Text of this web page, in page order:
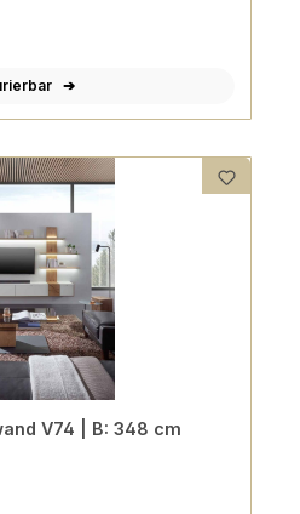
V74 | B: 348 cm